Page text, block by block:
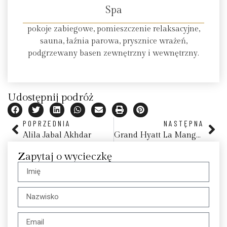
Spa
pokoje zabiegowe, pomieszczenie relaksacyjne,
sauna, łaźnia parowa, prysznice wrażeń,
podgrzewany basen zewnętrzny i wewnętrzny.
Udostępnij podróż
POPRZEDNIA
Alila Jabal Akhdar
NASTĘPNA
Grand Hyatt La Manga Club Golf & Spa
Zapytaj o wycieczkę